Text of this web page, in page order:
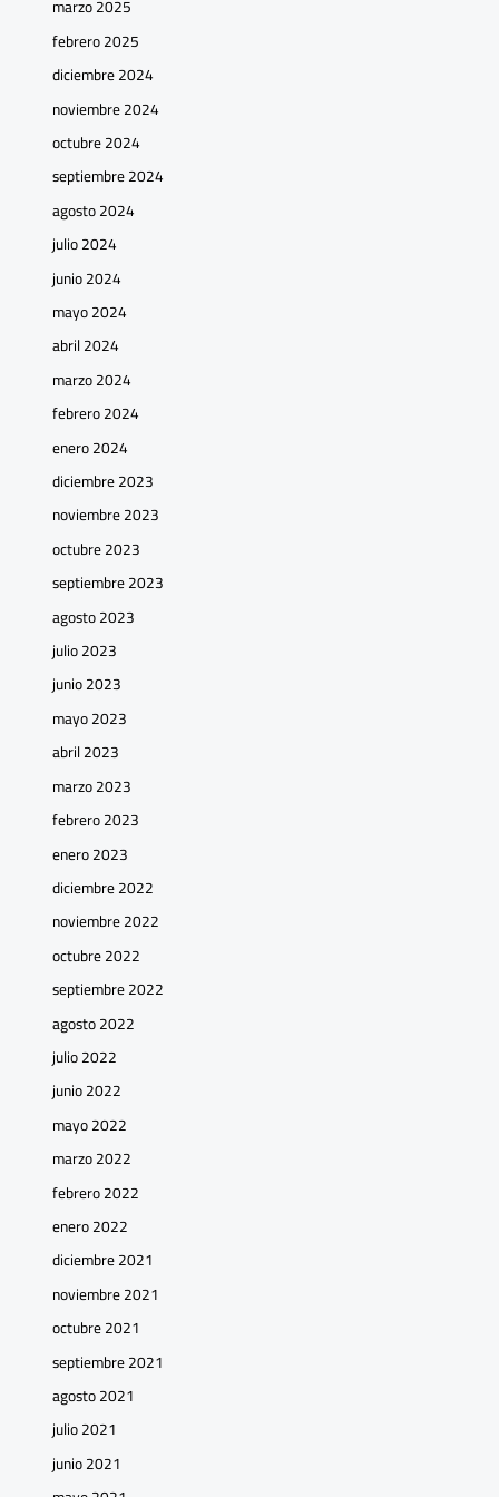
marzo 2025
febrero 2025
diciembre 2024
noviembre 2024
octubre 2024
septiembre 2024
agosto 2024
julio 2024
junio 2024
mayo 2024
abril 2024
marzo 2024
febrero 2024
enero 2024
diciembre 2023
noviembre 2023
octubre 2023
septiembre 2023
agosto 2023
julio 2023
junio 2023
mayo 2023
abril 2023
marzo 2023
febrero 2023
enero 2023
diciembre 2022
noviembre 2022
octubre 2022
septiembre 2022
agosto 2022
julio 2022
junio 2022
mayo 2022
marzo 2022
febrero 2022
enero 2022
diciembre 2021
noviembre 2021
octubre 2021
septiembre 2021
agosto 2021
julio 2021
junio 2021